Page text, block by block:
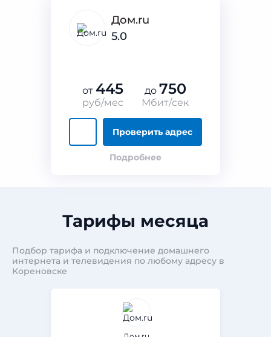
Дом.ru
5.0
от 445
руб/мес
до 750
Мбит/сек
Проверить адрес
Подробнее
Тарифы месяца
Подбор тарифа и подключение домашнего
интернета и телевидения по любому адресу в
Кореновске